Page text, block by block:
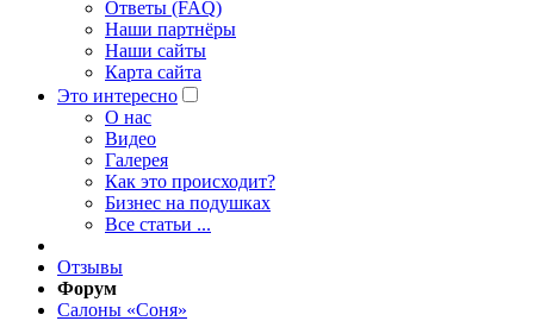
Ответы (FAQ)
Наши партнёры
Наши сайты
Карта сайта
Это интересно
O нас
Видео
Галерея
Как это происходит?
Бизнес на подушках
Все статьи ...
Отзывы
Форум
Салоны «Соня»